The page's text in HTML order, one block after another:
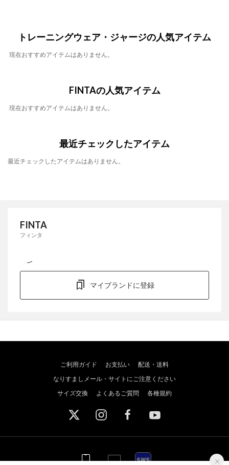
トレーニングウェア・ジャージの人気アイテム
現在おすすめアイテムはありません。
FINTAの人気アイテム
現在おすすめアイテムはありません。
最近チェックしたアイテム
最近チェックしたアイテムはありません。
FINTA
フィンタ
マイブランドに登録
ご利用ガイド お支払い
配送・送料
なりすましメール・サイトにご注意ください
サイズ交換
よくあるご質問 各種規約